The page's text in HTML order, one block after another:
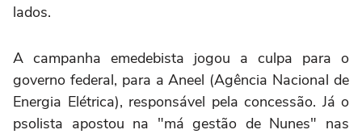
lados.
A campanha emedebista jogou a culpa para o
governo federal, para a Aneel (Agência Nacional de
Energia Elétrica), responsável pela concessão. Já o
psolista apostou na "má gestão de Nunes" nas